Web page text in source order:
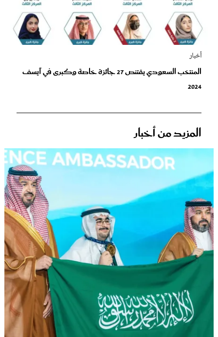
أخبار
المنتخب السعودي يقتنص 27 جائزة خاصة وكبرى في آيسف
2024
المزيد من أخبار